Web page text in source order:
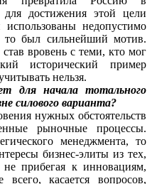
достижения этой цели
недопустимо
был сильнейший мотив.
вровень с теми, кто мог
исторический пример
нельзя.
для начала тотального
силового варианта?
нужных обстоятельств
рыночные процессы.
менеджмента, то
бизнес-элиты из тех,
прибегая к инновациям,
касается вопросов,